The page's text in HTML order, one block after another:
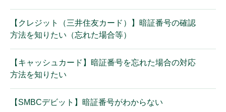
【クレジット（三井住友カード）】暗証番号の確認
方法を知りたい（忘れた場合等）
【キャッシュカード】暗証番号を忘れた場合の対応
方法を知りたい
【SMBCデビット】暗証番号がわからない